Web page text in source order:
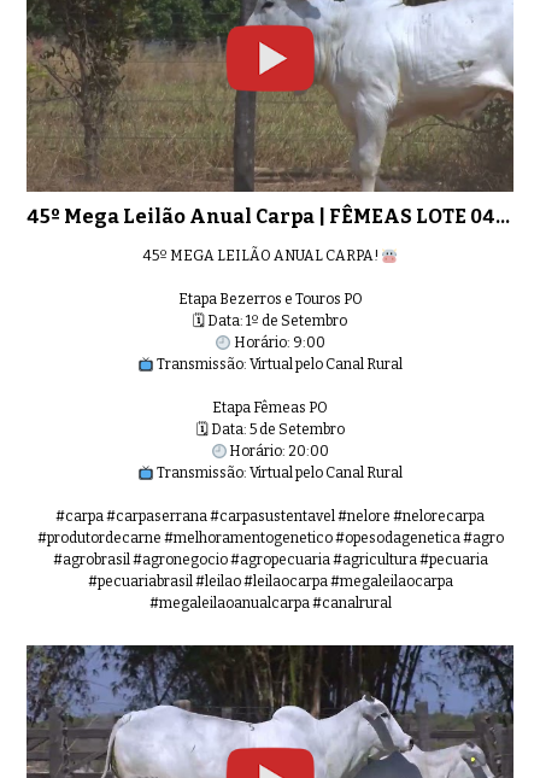
0:49 45º Mega Leilão Anual Carpa |
0:45 45º Mega Leilão Anual Carpa |
0:53 45º Mega Leilão Anual Carpa |
45º Mega Leilão Anual Carpa |
0:43 45º Mega Leilão Anual Carpa |
45º Mega Leilão Anual Carpa |
45º Mega Leilão Anual Carpa | FÊMEAS LOTE 04 - 8552
45º MEGA LEILÃO ANUAL CARPA!
Etapa Bezerros e Touros PO
🗓 Data: 1º de Setembro
Horário: 9:00
Transmissão: Virtual pelo Canal Rural
Etapa Fêmeas PO
🗓 Data: 5 de Setembro
Horário: 20:00
Transmissão: Virtual pelo Canal Rural
#carpa #carpaserrana #carpasustentavel #nelore #nelorecarpa
#produtordecarne #melhoramentogenetico #opesodagenetica #agro
#agrobrasil #agronegocio #agropecuaria #agricultura #pecuaria
#pecuariabrasil #leilao #leilaocarpa #megaleilaocarpa
#megaleilaoanualcarpa #canalrural